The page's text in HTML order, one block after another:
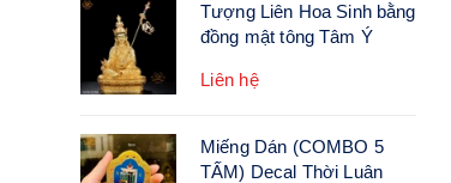
Tượng Liên Hoa Sinh bằng
đồng mật tông Tâm Ý
Liên hệ
Miếng Dán (COMBO 5
TẤM) Decal Thời Luân